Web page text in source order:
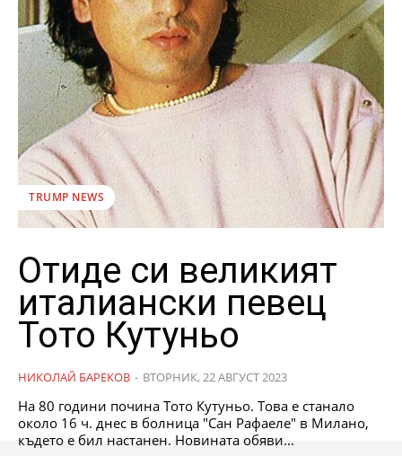
TRUMP NEWS
Отиде си великият
италиански певец
Тото Кутуньо
НИКОЛАЙ БАРЕКОВ - ВТОРНИК, 22 АВГУСТ 2023
На 80 години почина Тото Кутуньо. Това е станало
около 16 ч. днес в болница "Сан Рафаеле" в Милано,
където е бил настанен. Новината обяви...